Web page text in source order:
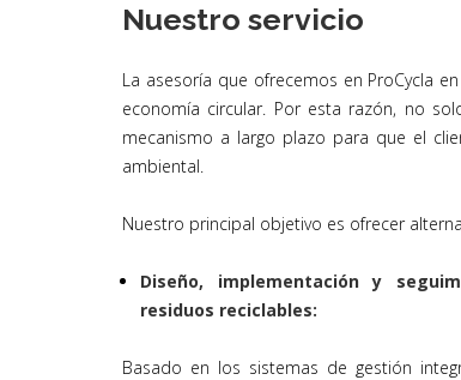
Nuestro servicio
La asesoría que ofrecemos en ProCycla
economía circular. Por esta razón, no
mecanismo a largo plazo para que el
ambiental.
Nuestro principal objetivo es ofrecer
Diseño, implementación y
residuos reciclables:
Basado en los sistemas de gestión